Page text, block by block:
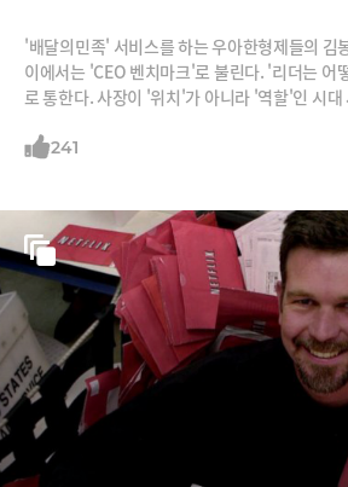
'배달의민족' 서비스를 하는 우아한형제들의 김
이에서는 'CEO 벤치마크'로 불린다. '리더는 어
로 통한다. 사장이 '위치'가 아니라 '역할'인 시대
보장하지만 성과도 칼같이 챙긴다. 재미있게 일
241